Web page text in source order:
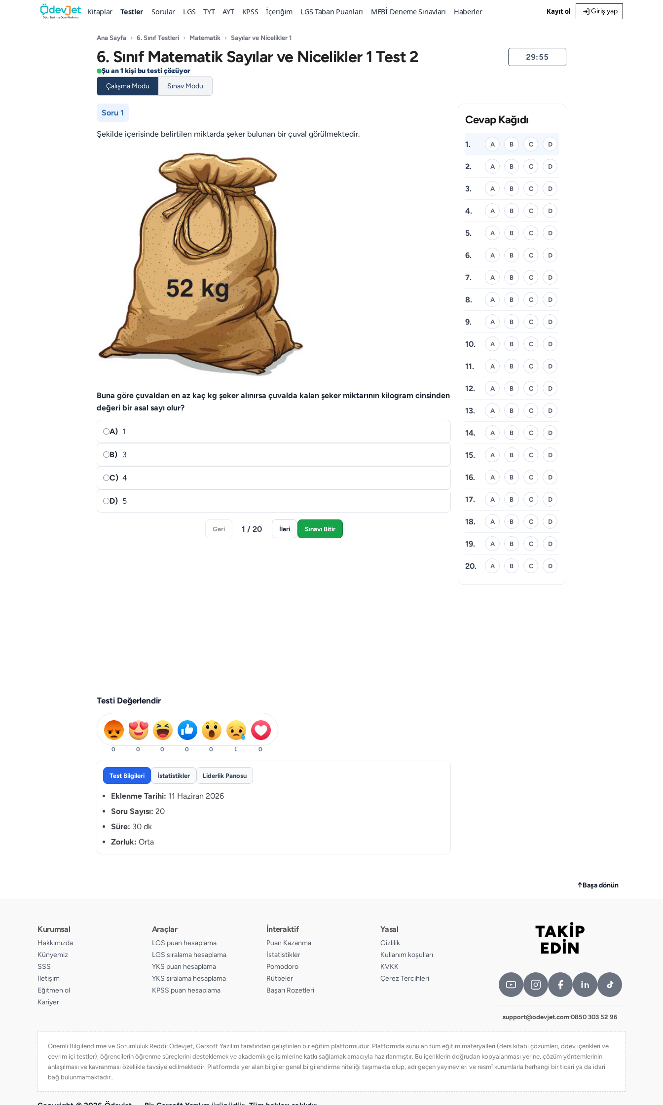
Kitaplar Testler Sorular LGS TYT AYT KPSS İçeriğim LGS Taban Puanları MEBİ Deneme Sınavları Haberler Kayıt ol Giriş yap
Ana Sayfa › 6. Sınıf Testleri › Matematik › Sayılar ve Nicelikler 1
6. Sınıf Matematik Sayılar ve Nicelikler 1 Test 2
Şu an 1 kişi bu testi çözüyor
Çalışma Modu
Sınav Modu
29:55
Soru 1
Şekilde içerisinde belirtilen miktarda şeker bulunan bir çuval görülmektedir.
Buna göre çuvaldan en az kaç kg şeker alınırsa çuvalda kalan şeker miktarının kilogram cinsinden
değeri bir asal sayı olur?
A) 1
B) 3
C) 4
D) 5
Geri 1 / 20 İleri Sınavı Bitir
Testi Değerlendir
0 0 0 0 0 1 0
Cevap Kağıdı
1. A B C D
2. A B C D
3. A B C D
4. A B C D
5. A B C D
6. A B C D
7. A B C D
8. A B C D
9. A B C D
10. A B C D
11. A B C D
12. A B C D
13. A B C D
14. A B C D
15. A B C D
16. A B C D
17. A B C D
18. A B C D
19. A B C D
20. A B C D
Test Bilgileri İstatistikler Liderlik Panosu
Eklenme Tarihi: 11 Haziran 2026
Soru Sayısı: 20
Süre: 30 dk
Zorluk: Orta
↑Başa dönün
Kurumsal
Hakkımızda
Künyemiz
SSS
İletişim
Eğitmen ol
Kariyer
Araçlar
LGS puan hesaplama
LGS sıralama hesaplama
YKS puan hesaplama
YKS sıralama hesaplama
KPSS puan hesaplama
İnteraktif
Puan Kazanma
İstatistikler
Pomodoro
Rütbeler
Başarı Rozetleri
Yasal
Gizlilik
Kullanım koşulları
KVKK
Çerez Tercihleri
Bizi takip edin
TAKİP
EDİN
support@odevjet.com·0850 303 52 96
Önemli Bilgilendirme ve Sorumluluk Reddi: Ödevjet, Garsoft Yazılım tarafından geliştirilen bir eğitim platformudur. Platformda sunulan tüm eğitim materyalleri (ders kitabı çözümleri, ödev içerikleri ve
çevrim içi testler), öğrencilerin öğrenme süreçlerini desteklemek ve akademik gelişimlerine katkı sağlamak amacıyla hazırlanmıştır. Bu içeriklerin doğrudan kopyalanması yerine, çözüm yöntemlerinin
anlaşılması ve kavranması özellikle tavsiye edilmektedir. Platformda yer alan bilgiler genel bilgilendirme niteliği taşımakta olup, adı geçen yayınevleri ve resmî kurumlarla herhangi bir ticari ya da idari
bağ bulunmamaktadır..